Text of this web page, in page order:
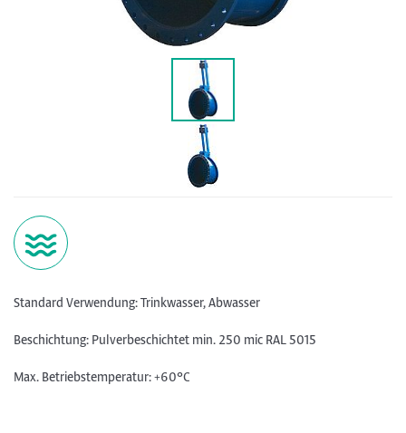
Standard Verwendung: Trinkwasser, Abwasser
Beschichtung: Pulverbeschichtet min. 250 mic RAL 5015
Max. Betriebstemperatur: +60°C